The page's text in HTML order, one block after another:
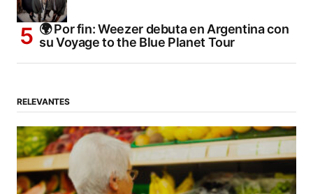
🌍 Por fin: Weezer debuta en Argentina con
su Voyage to the Blue Planet Tour
RELEVANTES